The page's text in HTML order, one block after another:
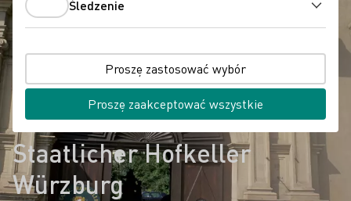
Staatlicher Hofkeller
Würzburg
Śledzenie
Proszę zastosować wybór
Proszę zaakceptować wszystkie